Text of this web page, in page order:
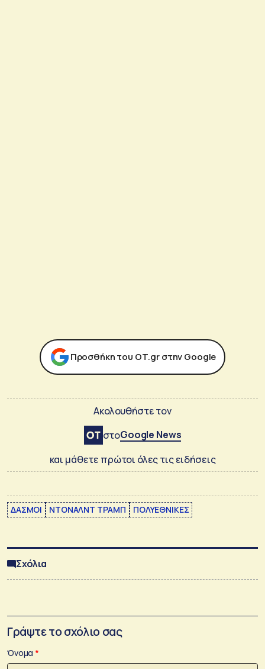
Προσθήκη του ΟΤ.gr στην Google
Ακολουθήστε τον
στοGoogle News
και μάθετε πρώτοι όλες τις ειδήσεις
ΔΑΣΜΟΙ ΝΤΟΝΑΛΝΤ ΤΡΑΜΠ ΠΟΛΥΕΘΝΙΚΕΣ
Σχόλια
Γράψτε το σχόλιο σας
Όνομα